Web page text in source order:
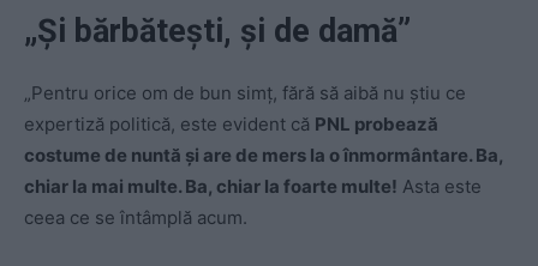
„Și bărbătești, și de damă”
„Pentru orice om de bun simț, fără să aibă nu știu ce
expertiză politică, este evident că PNL probează
costume de nuntă și are de mers la o înmormântare. Ba,
chiar la mai multe. Ba, chiar la foarte multe! Asta este
ceea ce se întâmplă acum.